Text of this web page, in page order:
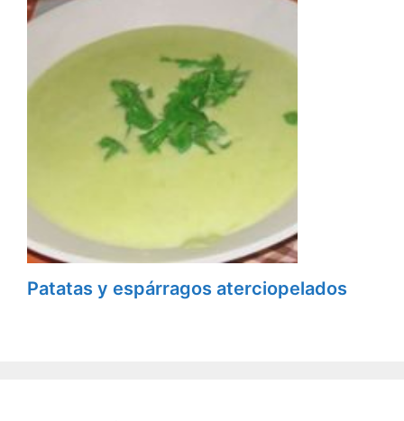
Patatas y espárragos aterciopelados